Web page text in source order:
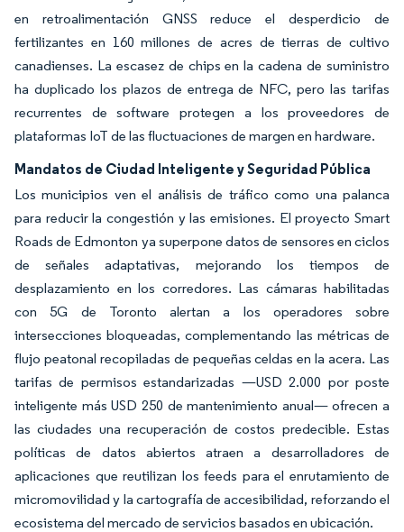
en retroalimentación GNSS reduce el desperdicio de
fertilizantes en 160 millones de acres de tierras de cultivo
canadienses. La escasez de chips en la cadena de suministro
ha duplicado los plazos de entrega de NFC, pero las tarifas
recurrentes de software protegen a los proveedores de
plataformas IoT de las fluctuaciones de margen en hardware.
Mandatos de Ciudad Inteligente y Seguridad Pública
Los municipios ven el análisis de tráfico como una palanca
para reducir la congestión y las emisiones. El proyecto Smart
Roads de Edmonton ya superpone datos de sensores en ciclos
de señales adaptativas, mejorando los tiempos de
desplazamiento en los corredores. Las cámaras habilitadas
con 5G de Toronto alertan a los operadores sobre
intersecciones bloqueadas, complementando las métricas de
flujo peatonal recopiladas de pequeñas celdas en la acera. Las
tarifas de permisos estandarizadas —USD 2.000 por poste
inteligente más USD 250 de mantenimiento anual— ofrecen a
las ciudades una recuperación de costos predecible. Estas
políticas de datos abiertos atraen a desarrolladores de
aplicaciones que reutilizan los feeds para el enrutamiento de
micromovilidad y la cartografía de accesibilidad, reforzando el
ecosistema del mercado de servicios basados en ubicación.